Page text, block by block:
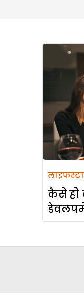
कैसे हो